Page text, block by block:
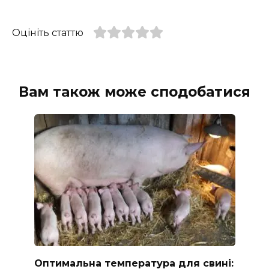
Оцініть статтю
Вам також може сподобатися
Оптимальна температура для свині: